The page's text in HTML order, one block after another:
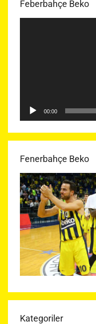
Feberbahçe Beko
00:00
Fenerbahçe Beko
Kategoriler